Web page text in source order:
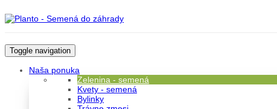
Toggle navigation
Naša ponuka
Zelenina - semená
Kvety - semená
Bylinky